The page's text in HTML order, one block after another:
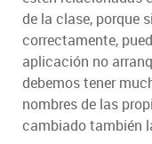
de la clase, porque
correctamente,
aplicación no
debemos tener
nombres de las
cambiado también